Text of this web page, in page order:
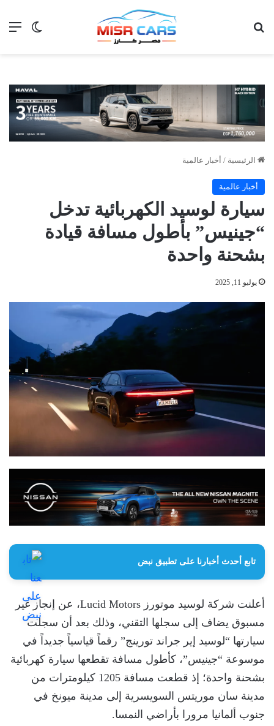
الوضع
الرئيسية / أخبار عالمية
أخبار عالمية
سيارة لوسيد الكهربائية تدخل
“جينيس” بأطول مسافة قيادة
بشحنة واحدة
يوليو 11, 2025
تابع أحدث أخبارنا على تطبيق نبض
أعلنت شركة لوسيد موتورز Lucid Motors، عن إنجاز غير
مسبوق يضاف إلى سجلها التقني، وذلك بعد أن سجلت
سيارتها “لوسيد إير جراند تورينج” رقماً قياسياً جديداً في
موسوعة “جينيس”، كأطول مسافة تقطعها سيارة كهربائية
بشحنة واحدة؛ إذ قطعت مسافة 1205 كيلومترات من
مدينة سان موريتس السويسرية إلى مدينة ميونخ في
جنوب ألمانيا مرورا بأراضي النمسا.